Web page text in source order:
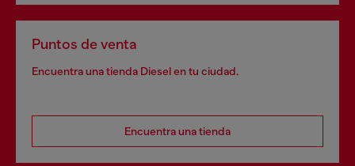
Puntos de venta
Encuentra una tienda Diesel en tu ciudad.
Encuentra una tienda